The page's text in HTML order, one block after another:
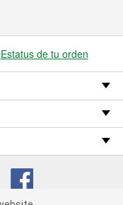
Estatus de tu orden